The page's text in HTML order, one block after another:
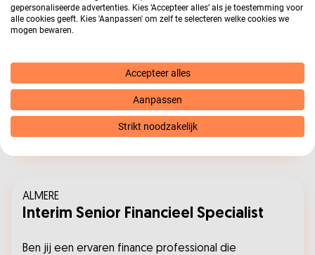
de zorg en het bedrijfsleven. Zodra een passende
opdracht beschikbaar is, brengen wij je direct in
DIENSTVERBAND Fulltime(32uur)
CONTRACTTYPE
Bekijk vacature
Bewaar vacature
ALMERE
Interim Senior Financieel Specialist
Ben jij een ervaren finance professional die
gepersonaliseerde advertenties. Kies ‘Accepteer alles’ als je toestemming voor
alle cookies geeft. Kies 'Aanpassen' om zelf te selecteren welke cookies we
mogen bewaren.
Accepteer alles
Aanpassen
Strikt noodzakelijk